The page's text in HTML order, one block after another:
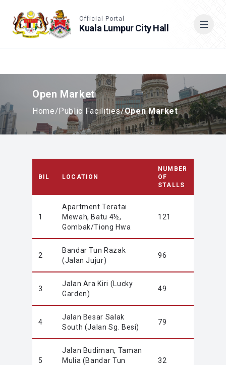
Official Portal
Kuala Lumpur City Hall
Cari
Open Market
Home/Public Facilities/Open Market
BIL LOCATION
NUMBER
OF
STALLS
1
Apartment Teratai
Mewah, Batu 4½,
Gombak/Tiong Hwa
121
2
Bandar Tun Razak
(Jalan Jujur)
96
3
Jalan Ara Kiri (Lucky
Garden)
49
4
Jalan Besar Salak
South (Jalan Sg. Besi)
79
5
Jalan Budiman, Taman
Mulia (Bandar Tun
32